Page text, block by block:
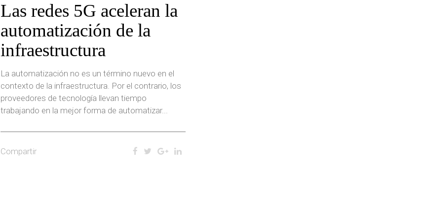
Las redes 5G aceleran la
automatización de la
infraestructura
La automatización no es un término nuevo en el
contexto de la infraestructura. Por el contrario, los
proveedores de tecnología llevan tiempo
trabajando en la mejor forma de automatizar...
Compartir